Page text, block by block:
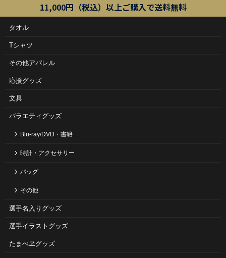
11,000円（税込）以上ご購入で送料無料
タオル
Tシャツ
その他アパレル
応援グッズ
文具
バラエティグッズ
Blu-ray/DVD・書籍
時計・アクセサリー
バッグ
その他
選手名入りグッズ
選手イラストグッズ
たまべヱグッズ